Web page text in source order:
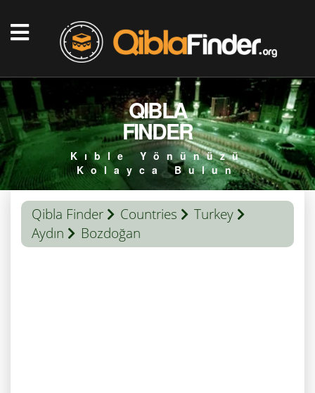
QIBLA
FINDER
Kıble Yönünüzü
Kolayca Bulun
Qibla Finder Countries
Turkey
Aydın
Bozdoğan